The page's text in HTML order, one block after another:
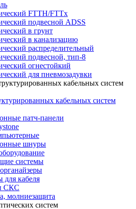
FTTH/FTTx
подвесной ADSS
в грунт
в канализацию
распределительный
подвесной, тип-8
огнестойкий
для пневмозадувки
кабельных систем
патч-панели
шнуры
системы
для кабеля
СКС
молниезащита